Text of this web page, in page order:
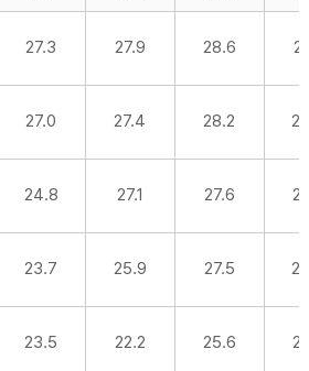
27.3 27.9 28.6
27.0 27.4 28.2
24.8 27.1 27.6
23.7 25.9 27.5
23.5 22.2 25.6